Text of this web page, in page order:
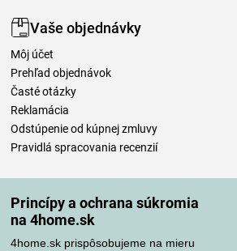
Princípy a ochrana súkromia
na 4home.sk
4home.sk prispôsobujeme na mieru
Vaše objednávky
Môj účet
Prehľad objednávok
Časté otázky
Reklamácia
Odstúpenie od kúpnej zmluvy
Pravidlá spracovania recenzií